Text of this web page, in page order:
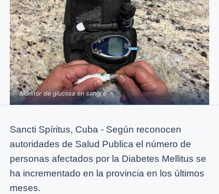
Monitor de glucosa en sangre
Sancti Spíritus, Cuba - Según reconocen
autoridades de Salud Publica el número de
personas afectados por la Diabetes Mellitus se
ha incrementado en la provincia en los últimos
meses.